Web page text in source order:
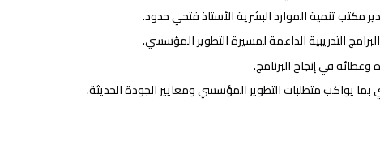
مكتب تنمية الموارد البشرية الأستاذ فتحي حدود.
التدريبية الداعمة لمسيرة التطوير المؤسسي.
في إنجاح البرنامج.
يواكب متطلبات التطوير المؤسسي ومعايير الجودة الحديثة.